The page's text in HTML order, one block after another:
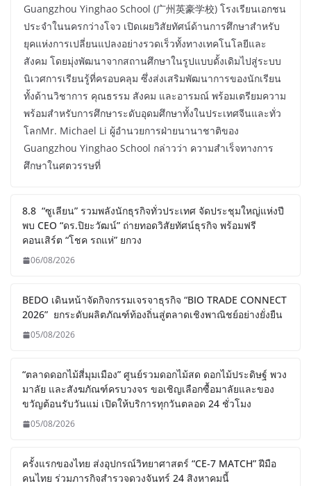
Guangzhou Yinghao School (广州英豪学校) โรงเรียนเอกชน
ประจำในนครกว่างโจว เปิดเผยวิสัยทัศน์ด้านการศึกษาสำหรับ
ยุคแห่งการเปลี่ยนแปลงอย่างรวดเร็วทั้งทางเทคโนโลยีและ
สังคม โดยมุ่งพัฒนาจากสถานศึกษาในรูปแบบดั้งเดิมไปสู่ระบบ
นิเวศการเรียนรู้ที่ครอบคลุม ซึ่งส่งเสริมพัฒนาการของนักเรียน
ทั้งด้านวิชาการ คุณธรรม สังคม และอารมณ์ พร้อมเตรียมความ
พร้อมสำหรับการศึกษาระดับอุดมศึกษาทั้งในประเทศจีนและทั่ว
โลกMr. Michael Li ผู้อำนวยการฝ่ายนานาชาติของ
Guangzhou Yinghao School กล่าวว่า ความสำเร็จทางการ
ศึกษาในศตวรรษที่
8.8 “ซูเลียน” รวมพลังนักธุรกิจทั่วประเทศ จัดประชุมใหญ่แห่งปี
พบ CEO “ดร.ปิยะวัฒน์” ถ่ายทอดวิสัยทัศน์ธุรกิจ พร้อมฟรี
คอนเสิร์ต “โชค รถแห่” ยกวง
06/08/2026
BEDO เดินหน้าจัดกิจกรรมเจรจาธุรกิจ “BIO TRADE CONNECT
2026” ยกระดับผลิตภัณฑ์ท้องถิ่นสู่ตลาดเชิงพาณิชย์อย่างยั่งยืน
05/08/2026
“ตลาดดอกไม้สี่มุมเมือง” ศูนย์รวมดอกไม้สด ดอกไม้ประดิษฐ์ พวง
มาลัย และสังฆภัณฑ์ครบวงจร ขอเชิญเลือกซื้อมาลัยและของ
ขวัญต้อนรับวันแม่ เปิดให้บริการทุกวันตลอด 24 ชั่วโมง
05/08/2026
ครั้งแรกของไทย ส่งอุปกรณ์วิทยาศาสตร์ “CE-7 MATCH” ฝีมือ
คนไทย ร่วมภารกิจสำรวจดวงจันทร์ 24 สิงหาคมนี้